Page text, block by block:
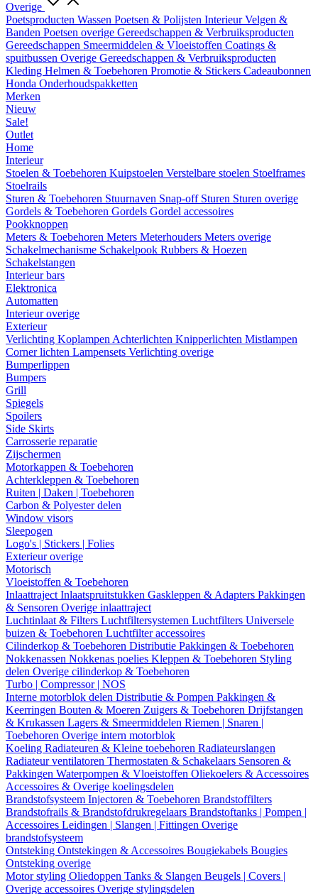
Overige
Poetsproducten Wassen Poetsen & Polijsten InterieurVelgen &
Banden Poetsen overige Gereedschappen & Verbruiksproducten
Gereedschappen Smeermiddelen & Vloeistoffen Coatings &
spuitbussen Overige Gereedschappen & Verbruiksproducten
Kleding Helmen & Toebehoren Promotie & Stickers Cadeaubonnen
Honda Onderhoudspakketten
Merken
Nieuw
Sale!
Outlet
Home
Interieur
Stoelen & Toebehoren Kuipstoelen Verstelbare stoelen Stoelframes
Stoelrails
Sturen & Toebehoren Stuurnaven Snap-off Sturen Sturen overige
Gordels & Toebehoren Gordels Gordel accessoires
Pookknoppen
Meters & Toebehoren Meters Meterhouders Meters overige
Schakelmechanisme Schakelpook Rubbers & Hoezen
Schakelstangen
Interieur bars
Elektronica
Automatten
Interieur overige
Exterieur
Verlichting Koplampen Achterlichten Knipperlichten Mistlampen
Corner lichten Lampensets Verlichting overige
Bumperlippen
Bumpers
Grill
Spiegels
Spoilers
Side Skirts
Carrosserie reparatie
Zijschermen
Motorkappen & Toebehoren
Achterkleppen & Toebehoren
Ruiten | Daken | Toebehoren
Carbon & Polyester delen
Window visors
Sleepogen
Logo's | Stickers | Folies
Exterieur overige
Motorisch
Vloeistoffen & Toebehoren
Inlaattraject Inlaatspruitstukken Gaskleppen & Adapters Pakkingen
& Sensoren Overige inlaattraject
Luchtinlaat & Filters Luchtfiltersystemen Luchtfilters Universele
buizen & Toebehoren Luchtfilter accessoires
Cilinderkop & Toebehoren Distributie Pakkingen & Toebehoren
Nokkenassen Nokkenas poelies Kleppen & Toebehoren Styling
delen Overige cilinderkop & Toebehoren
Turbo | Compressor | NOS
Interne motorblok delen Distributie & Pompen Pakkingen &
Keerringen Bouten & Moeren Zuigers & Toebehoren Drijfstangen
& Krukassen Lagers & Smeermiddelen Riemen | Snaren |
Toebehoren Overige intern motorblok
Koeling Radiateuren & Kleine toebehoren Radiateurslangen
Radiateur ventilatoren Thermostaten & Schakelaars Sensoren &
Pakkingen Waterpompen & Vloeistoffen Oliekoelers & Accessoires
Accessoires & Overige koelingsdelen
Brandstofsysteem Injectoren & Toebehoren Brandstoffilters
Brandstofrails & Brandstofdrukregelaars Brandstoftanks | Pompen |
Accessoires Leidingen | Slangen | Fittingen Overige
brandstofsysteem
Ontsteking Ontstekingen & Accessoires Bougiekabels Bougies
Ontsteking overige
Motor styling Oliedoppen Tanks & Slangen Beugels | Covers |
Overige accessoires Overige stylingsdelen